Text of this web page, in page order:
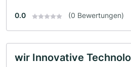
0.0 (0 Bewertungen)
wir Innovative